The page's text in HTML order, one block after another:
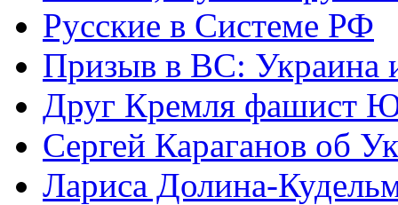
Русские в Системе РФ
Призыв в ВС: Украина
Друг Кремля фашист
Сергей Караганов об
Лариса Долина-